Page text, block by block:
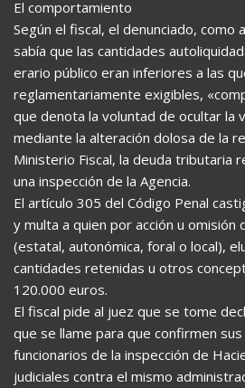
El comportamiento
Según el fiscal, el denunciado, como
sabía que las cantidades
erario público eran inferiores a las
reglamentariamente exigibles,
que denota la voluntad de ocultar la
mediante la alteración dolosa de la
Ministerio Fiscal, la deuda tributaria
una inspección de la Agencia.
El artículo 305 del Código Penal
y multa a quien por acción u omisión
(estatal, autonómica, foral o local),
cantidades retenidas u otros
120.000 euros.
El fiscal pide al juez que se tome
que se llame para que confirmen
funcionarios de la inspección de
judiciales contra el mismo